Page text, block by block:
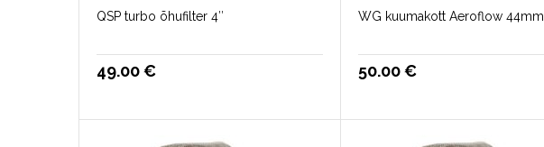
QSP turbo õhufilter 4″
49.00€
WG kuumakott Aeroflow 44mm
50.00€